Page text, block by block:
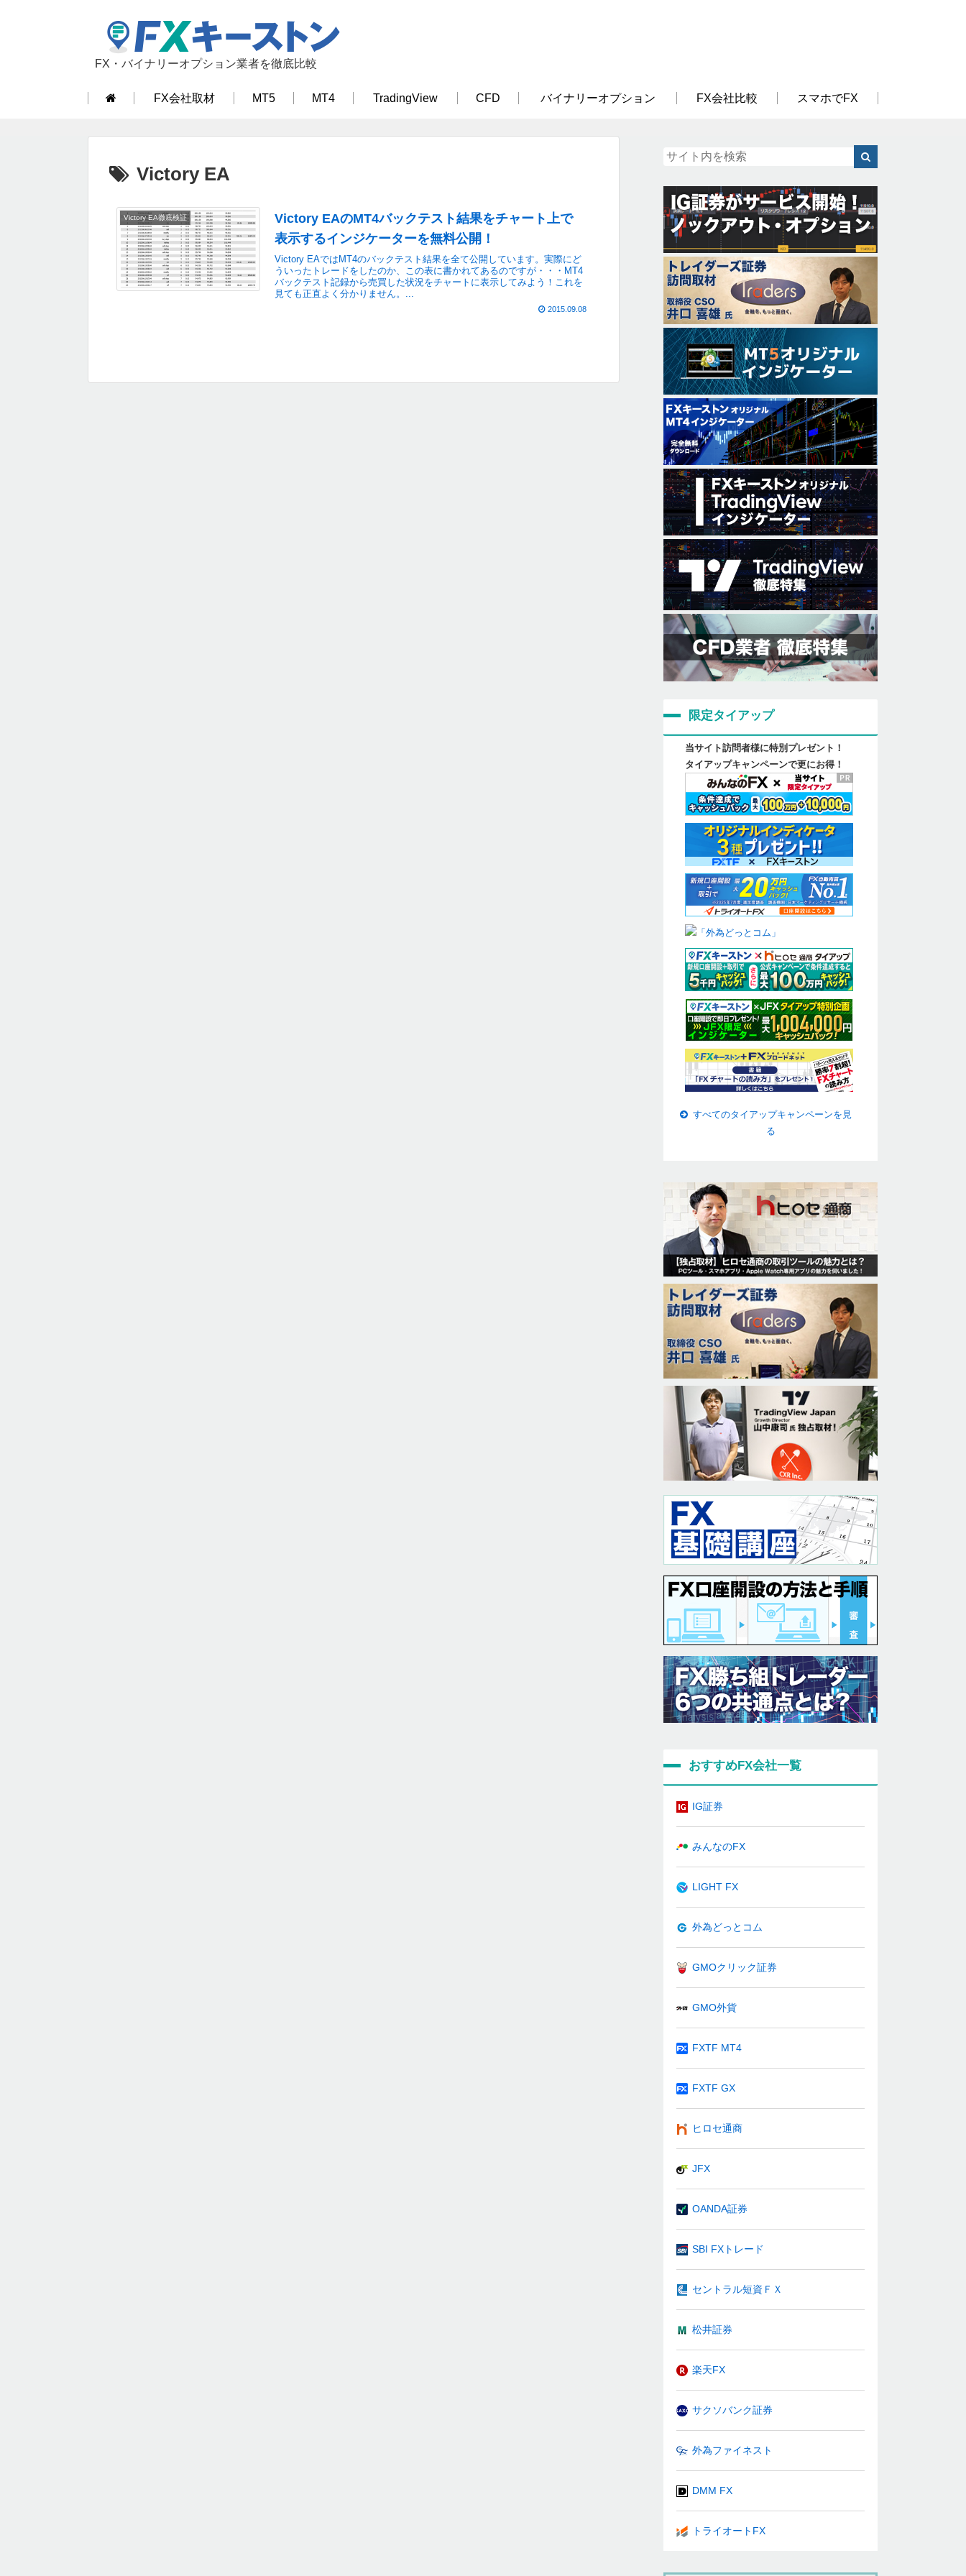
FX・バイナリーオプション業者を徹底比較
FX会社取材 MT5 MT4 TradingView CFD バイナリーオプション FX会社比較 スマホでFX
Victory EA
Victory EA徹底検証
Victory EAのMT4バックテスト結果をチャート上で
表示するインジケーターを無料公開！
Victory EAではMT4のバックテスト結果を全て公開しています。実際にど
ういったトレードをしたのか、この表に書かれてあるのですが・・・MT4
バックテスト記録から売買した状況をチャートに表示してみよう！これを
見ても正直よく分かりません。...
2015.09.08
限定タイアップ
当サイト訪問者様に特別プレゼント！
タイアップキャンペーンで更にお得！
すべてのタイアップキャンペーンを見
る
おすすめFX会社一覧
IG証券
みんなのFX
LIGHT FX
外為どっとコム
GMOクリック証券
GMO外貨
FXTF MT4
FXTF GX
ヒロセ通商
JFX
OANDA証券
SBI FXトレード
セントラル短資ＦＸ
松井証券
楽天FX
サクソバンク証券
外為ファイネスト
DMM FX
トライオートFX